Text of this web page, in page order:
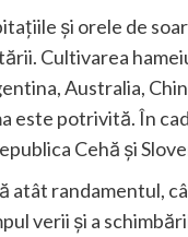
și orele de
Cultivarea
Australia,
este potrivită. În
Cehă și
randamentul,
verii și a